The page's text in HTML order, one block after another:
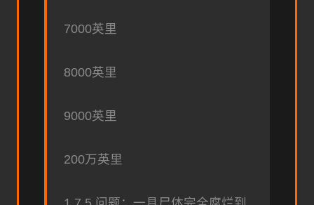
7000英里
8000英里
9000英里
200万英里